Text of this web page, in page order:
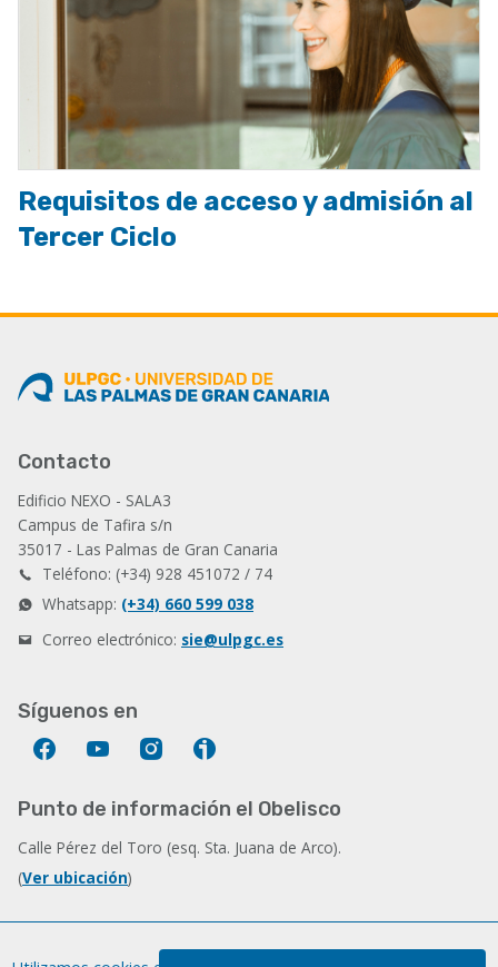
Requisitos de acceso y admisión al
Tercer Ciclo
Contacto
Edificio NEXO - SALA3
Campus de Tafira s/n
35017 - Las Palmas de Gran Canaria
Teléfono: (+34) 928 451072 / 74
Whatsapp: (+34) 660 599 038
Correo electrónico: sie@ulpgc.es
Síguenos en
FacebookYouTube Instagram
Punto de información el Obelisco
Calle Pérez del Toro (esq. Sta. Juana de Arco).
(Ver ubicación)
Información sobre la web